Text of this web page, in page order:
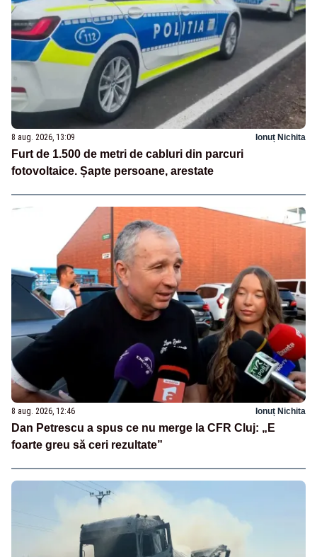
8 aug. 2026, 13:09 Ionuț Nichita
Furt de 1.500 de metri de cabluri din parcuri
fotovoltaice. Șapte persoane, arestate
8 aug. 2026, 12:46 Ionuț Nichita
Dan Petrescu a spus ce nu merge la CFR Cluj: „E
foarte greu să ceri rezultate”